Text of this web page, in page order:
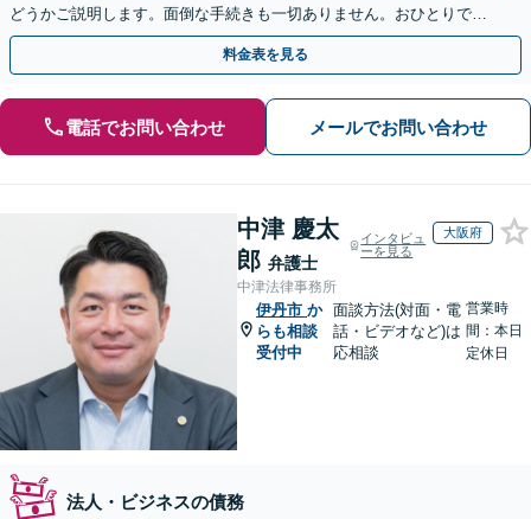
どうかご説明します。面倒な手続きも一切ありません。おひとりで悩
まず、お気軽にご相談ください。【電話相談可】
料金表を見る
電話でお問い合わせ メールでお問い合わせ
中津 慶太
郎 弁護士
インタビュ
ーを見る
大阪府
中津法律事務所
伊丹市 か
らも相談
受付中
面談方法(対面・電
話・ビデオなど)は
応相談
営業時
間：本日
定休日
法人・ビジネスの債務